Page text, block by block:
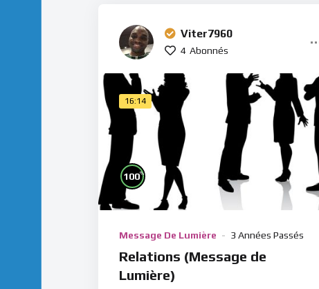
Viter7960
4 Abonnés
16:14
100%
Message De Lumière 3 Années Passés
Relations (Message de
Lumière)